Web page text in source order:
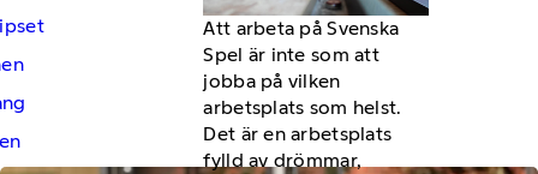
Att arbeta på Svenska
Spel är inte som att
jobba på vilken
arbetsplats som helst.
Det är en arbetsplats
fylld av drömmar,